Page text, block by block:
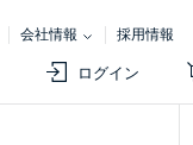
会社情報 採用情報
ログイン